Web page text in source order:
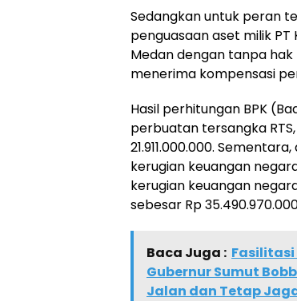
Sedangkan untuk peran
penguasaan aset milik PT
Medan dengan tanpa
menerima kompensasi
Hasil perhitungan BPK
perbuatan tersangka
21.911.000.000.
kerugian keuangan
kerugian keuangan
sebesar Rp
Baca Juga : Fasilitasi
Gubernur Sumut
Jalan dan Tetap